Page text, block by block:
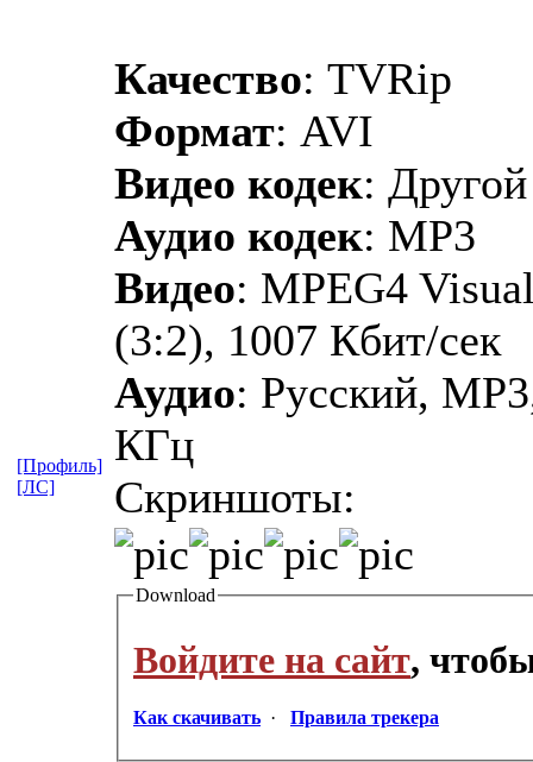
Качество: TVRip
Формат: AVI
Видео кодек:
Аудио кодек: MP3
Видео: MPEG4
(3:2), 1007 Кбит/сек
Аудио: Русский,
КГц
Скриншоты:
Download
Войдите на сайт,
Как скачивать · Правила трекера
[Профиль]
[ЛС]